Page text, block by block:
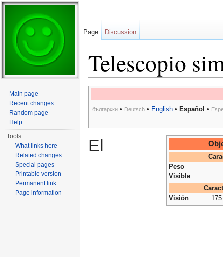
Telescopio
български• Deutsch• English• Español •
Peso
Visible
Visión
175
El
Page Discussion
Main page
Recent changes
Random page
Help
Tools
What links here
Related changes
Special pages
Printable version
Permanent link
Page information